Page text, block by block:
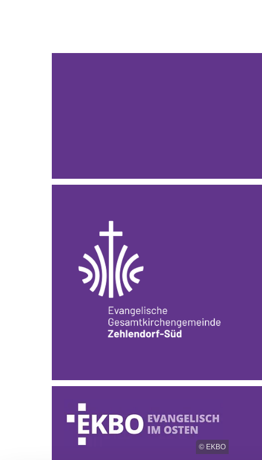
© EKBO